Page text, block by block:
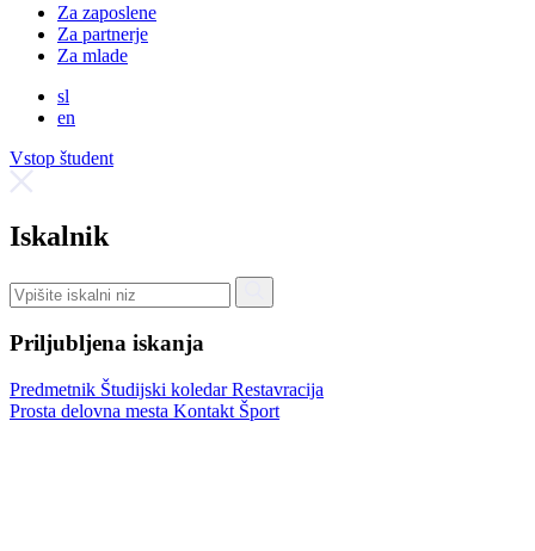
Za zaposlene
Za partnerje
Za mlade
sl
en
Vstop študent
Iskalnik
Priljubljena iskanja
Predmetnik Študijski koledarRestavracija
Prosta delovna mesta Kontakt Šport